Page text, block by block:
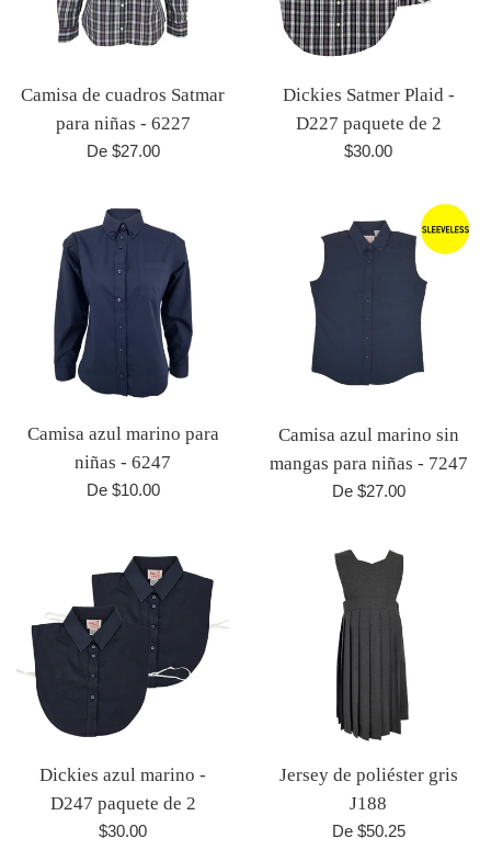
Camisa de cuadros Satmar
para niñas - 6227
De $27.00
Dickies Satmer Plaid -
D227 paquete de 2
Precio
$30.00
Camisa azul marino para
niñas - 6247
De $10.00
Camisa azul marino sin
mangas para niñas - 7247
De $27.00
Dickies azul marino -
D247 paquete de 2
Precio
$30.00
Jersey de poliéster gris
J188
De $50.25